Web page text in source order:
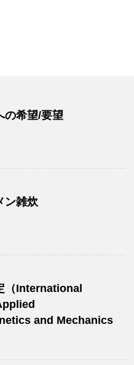
の希望/要望
ン雑炊
（International
and Mechanics